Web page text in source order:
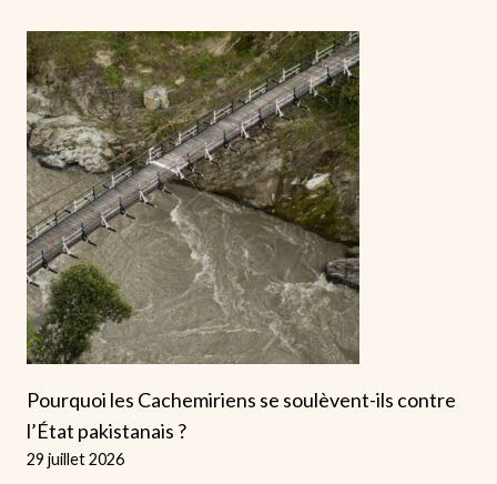
Pourquoi les Cachemiriens se soulèvent-ils contre
l’État pakistanais ?
29 juillet 2026